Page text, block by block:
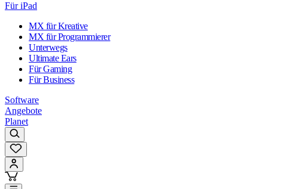
Für iPad
MX für Kreative
MX für Programmierer
Unterwegs
Ultimate Ears
Für Gaming
Für Business
Software
Angebote
Planet